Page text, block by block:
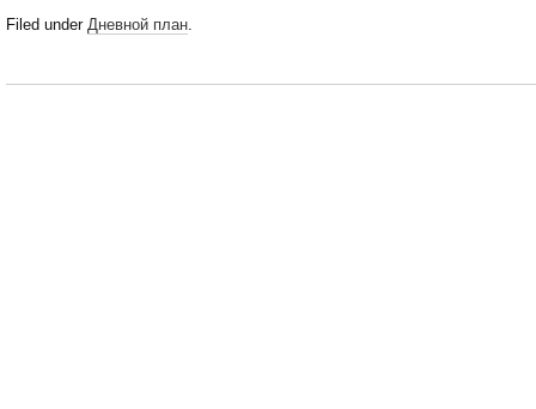
Filed under Дневной план